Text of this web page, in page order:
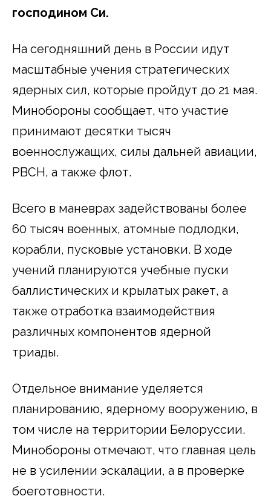
господином Си.
На сегодняшний день в России идут
масштабные учения стратегических
ядерных сил, которые пройдут до 21 мая.
Минобороны сообщает, что участие
принимают десятки тысяч
военнослужащих, силы дальней авиации,
РВСН, а также флот.
Всего в маневрах задействованы более
60 тысяч военных, атомные подлодки,
корабли, пусковые установки. В ходе
учений планируются учебные пуски
баллистических и крылатых ракет, а
также отработка взаимодействия
различных компонентов ядерной
триады.
Отдельное внимание уделяется
планированию, ядерному вооружению, в
том числе на территории Белоруссии.
Минобороны отмечают, что главная цель
не в усилении эскалации, а в проверке
боеготовности.